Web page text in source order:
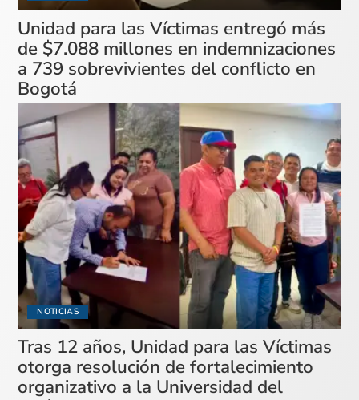
Unidad para las Víctimas entregó más
de $7.088 millones en indemnizaciones
a 739 sobrevivientes del conflicto en
Bogotá
NOTICIAS
Tras 12 años, Unidad para las Víctimas
otorga resolución de fortalecimiento
organizativo a la Universidad del